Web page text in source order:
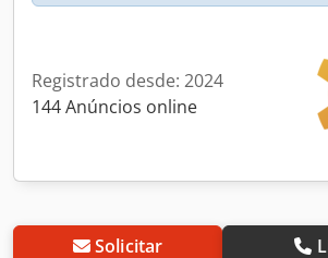
Registrado desde: 2024
144 Anúncios online
Solicitar